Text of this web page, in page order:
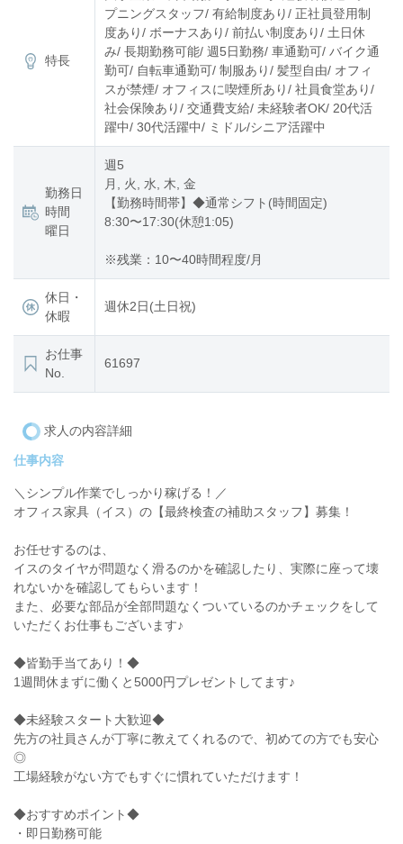
特長
プニングスタッフ/ 有給制度あり/ 正社員登用制
度あり/ ボーナスあり/ 前払い制度あり/ 土日休
み/ 長期勤務可能/ 週5日勤務/ 車通勤可/ バイク通
勤可/ 自転車通勤可/ 制服あり/ 髪型自由/ オフィ
スが禁煙/ オフィスに喫煙所あり/ 社員食堂あり/
社会保険あり/ 交通費支給/ 未経験者OK/ 20代活
躍中/ 30代活躍中/ ミドル/シニア活躍中
勤務日
時間
曜日
週5
月, 火, 水, 木, 金
【勤務時間帯】◆通常シフト(時間固定)
8:30〜17:30(休憩1:05)
※残業：10〜40時間程度/月
休日・
休暇
週休2日(土日祝)
お仕事
No.
61697
求人の内容詳細
仕事内容
＼シンプル作業でしっかり稼げる！／
オフィス家具（イス）の【最終検査の補助スタッフ】募集！
お任せするのは、
イスのタイヤが問題なく滑るのかを確認したり、実際に座って壊
れないかを確認してもらいます！
また、必要な部品が全部問題なくついているのかチェックをして
いただくお仕事もございます♪
◆皆勤手当てあり！◆
1週間休まずに働くと5000円プレゼントしてます♪
◆未経験スタート大歓迎◆
先方の社員さんが丁寧に教えてくれるので、初めての方でも安心
◎
工場経験がない方でもすぐに慣れていただけます！
◆おすすめポイント◆
・即日勤務可能